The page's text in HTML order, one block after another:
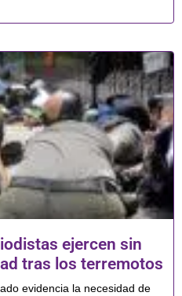
ejercen sin
tras los terremotos
evidencia la necesidad de